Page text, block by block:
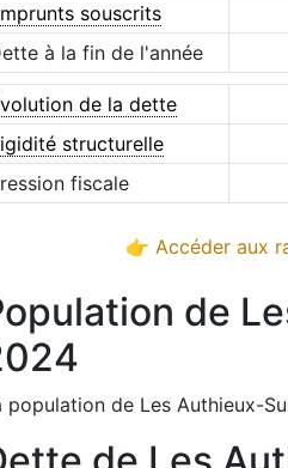
souscrits
à la fin de l'année
de la dette
structurelle
fiscale
👉 Accéder aux
de
population de Les Authieux-